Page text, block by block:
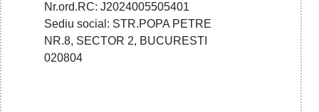
Nr.ord.RC: J2024005505401
Sediu social: STR.POPA PETRE
NR.8, SECTOR 2, BUCURESTI
020804